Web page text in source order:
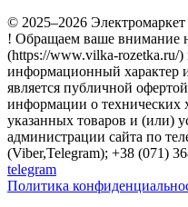
© 2025–2026
! Обращаем ваше внимание
(https://www.vilka-rozetka.ru/
информационный характер
является публичной
информации о технических
указанных товаров и (или)
администрации сайта по
(Viber,Telegram); +38 (071)
telegram
Политика